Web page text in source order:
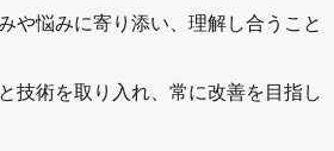
や悩みに寄り添い、理解し合うこと
技術を取り入れ、常に改善を目指し